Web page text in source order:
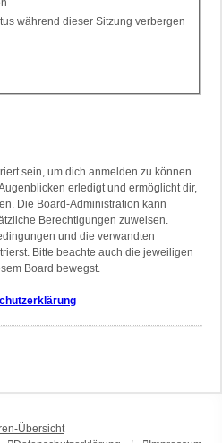
während dieser Sitzung verbergen
sein, um dich anmelden zu können.
erledigt und ermöglicht dir,
Die Board-Administration kann
Berechtigungen zuweisen.
und die verwandten
Bitte beachte auch die jeweiligen
Board bewegst.
Übersicht